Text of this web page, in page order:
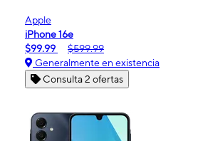
Apple
iPhone 16e
$99.99
$599.99
Generalmente en existencia
Consulta 2 ofertas